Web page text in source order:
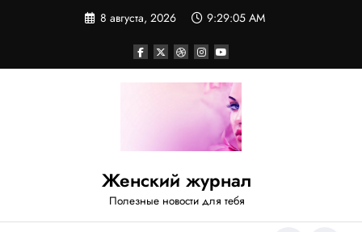
8 августа, 2026 9:29:05 AM
Женский журнал
Полезные новости для тебя